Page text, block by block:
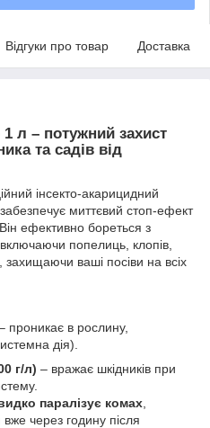
Відгуки про товар Доставка
л – потужний захист
та садів від
інсекто-акарицидний
миттєвий стоп-ефект
ефективно бореться з
попелиць, клопів,
захищаючи ваші посіви на всіх
проникає в рослину,
дія).
г/л) – вражає шкідників при
паралізує комах
через годину після